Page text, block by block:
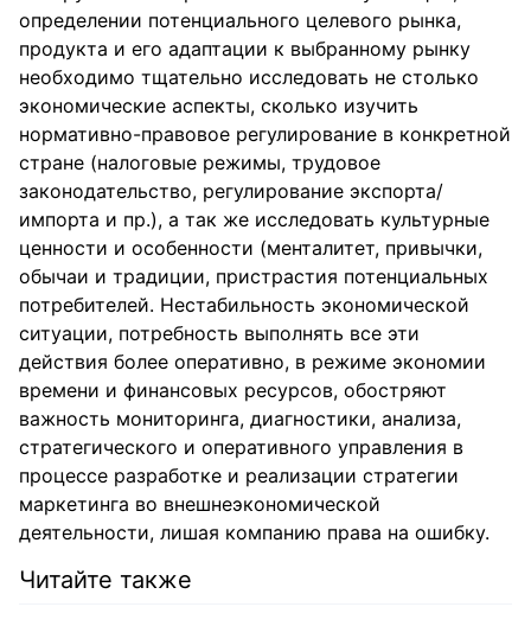
определении потенциального целевого рынка,
продукта и его адаптации к выбранному рынку
необходимо тщательно исследовать не столько
экономические аспекты, сколько изучить
нормативно-правовое регулирование в конкретной
стране (налоговые режимы, трудовое
законодательство, регулирование экспорта/
импорта и пр.), а так же исследовать культурные
ценности и особенности (менталитет, привычки,
обычаи и традиции, пристрастия потенциальных
потребителей. Нестабильность экономической
ситуации, потребность выполнять все эти
действия более оперативно, в режиме экономии
времени и финансовых ресурсов, обостряют
важность мониторинга, диагностики, анализа,
стратегического и оперативного управления в
процессе разработке и реализации стратегии
маркетинга во внешнеэкономической
деятельности, лишая компанию права на ошибку.
Читайте также